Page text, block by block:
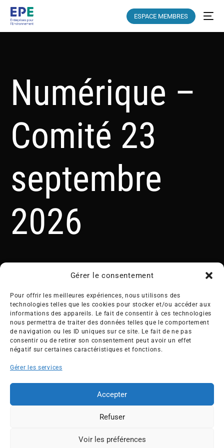
Gérer le consentement
Pour offrir les meilleures expériences, nous utilisons des
technologies telles que les cookies pour stocker et/ou accéder aux
informations des appareils. Le fait de consentir à ces technologies
nous permettra de traiter des données telles que le comportement
de navigation ou les ID uniques sur ce site. Le fait de ne pas
consentir ou de retirer son consentement peut avoir un effet
négatif sur certaines caractéristiques et fonctions.
Gérer les services
Accepter
Refuser
Voir les préférences
ESPACE MEMBRES
Numérique –
Comité 23
septembre
2026
Créée en 1992, l’association française des Entreprises pour
l’Environnement (EPE) rassemble une soixantaine de grandes
entreprises françaises et internationales de tous les secteurs
aux enjeux d’une transition écologique intégrée.
Nos membres
Actus
Presse
Contacts
RGPD
ESPACE MEMBRES